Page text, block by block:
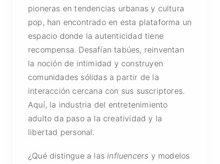
pioneras en tendencias urbanas y cultura
pop, han encontrado en esta plataforma un
espacio donde la autenticidad tiene
recompensa. Desafían tabúes, reinventan
la noción de intimidad y construyen
comunidades sólidas a partir de la
interacción cercana con sus suscriptores.
Aquí, la industria del entretenimiento
adulto da paso a la creatividad y la
libertad personal.
¿Qué distingue a lasinfluencers y modelos